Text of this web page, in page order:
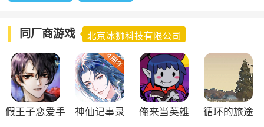
同厂商游戏 北京冰狮科技有限公司
假王子恋爱手
神仙记事录 俺来当英雄 循环的旅途